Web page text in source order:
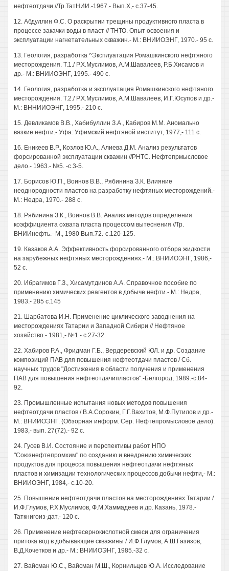
нефтеотдачи //Тр.ТатНИИ.-1967.- Вып.Х,- с.37-45.
12. Абдуллин Ф.С. О раскрытии трещины продуктивного пласта в
процессе закачки воды в пласт // ТНТО. Опыт освоения и
эксплуатации нагнетательных скважин.- М.: ВНИИОЭНГ, 1970.- 95 с.
13. Геология, разработка ^Эксплуатация Ромашкинского нефтяного
месторождения. Т.1./ Р.Х.Муслимов, А.М.Шавалеев, Р.Б.Хисамов и
др.- М.: ВНИИОЭНГ, 1995.- 490 с.
14. Геология, разработка и эксплуатация Ромашкинского нефтяного
месторождения. Т.2./ Р.Х.Муслимов, А.М.Шавалеев, И.Г.Юсупов и др.-
М.: ВННИИОЭНГ, 1995.- 210 с.
15. Девликамов В.В., Хабибуллин З.А., Кабиров М.М. Аномально
вязкие нефти.- Уфа: Уфимский нефтяной институт, 1977,- 111 с.
16. Еникеев В.Р., Козлов Ю.А., Алиева Д.М. Анализ результатов
форсированной эксплуатации скважин //РНТС. Нефтепрмысловое
дело.- 1963.- №5. -с.3-5.
17. Борисов Ю.П., Воинов В.В., Рябинина З.К. Влияние
неоднородности пластов на разработку нефтяных месторождений.-
М.: Недра, 1970.- 288 с.
18. Рябинина З.К., Воинов В.В. Анализ методов определения
коэффициента охвата пласта процессом вытеснения //Тр.
ВНИИнефть.- М., 1980 Вып.72.-с.120-125.
19. Казаков A.A. Эффективность форсированного отбора жидкости
на зарубежных нефтяных месторождениях.- М.: ВНИИОЭНГ, 1986,-
52 с.
20. Ибрагимов Г.З., Хисамутдинов A.A. Справочное пособие по
применению химических реагентов в добыче нефти.- М.: Недра,
1983.- 285 с.145
21. Шарбатова И.Н. Применение циклического заводнения на
месторождениях Татарии и Западной Сибири // Нефтяное
хозяйство.- 1981,- №1.- с.27-32.
22. Хабиров P.A., Фридман Г.Б., Вердеревский ЮЛ. и др. Создание
композиций ПАВ для повышения нефтеотдачи пластов / Сб.
научных трудов "Достижения в области получения и применения
ПАВ для повышения нефтеотдачипластов".-Белгород, 1989.-с.84-
92.
23. Промышленные испытания новых методов повышения
нефтеотдачи пластов / В.А.Сорокин, Г.Г.Вахитов, М.Ф.Путилов и др.-
М.: ВНИИОЭНГ. (Обзорная информ. Сер. Нефтепромысловое дело).
1983,- вып. 27(72).- 92 с.
24. Гусев В.И. Состояние и перспективы работ НПО
"Союзнефтепромхим" по созданию и внедрению химических
продуктов для процесса повышения нефтеотдачи нефтяных
пластов и химизации технологических процессов добычи нефти,- М.:
ВНИИОЭНГ, 1984,- с.10-20.
25. Повышение нефтеотдачи пластов на месторождениях Татарии /
И.Ф.Глумов, Р.Х.Муслимов, Ф.М.Хаммадеев и др. Казань, 1978.-
Таткнигоиз-дат,- 120 с.
26. Применение нефтесернокислотной смеси для ограничения
притока вод в добывающие скважины / И.Ф.Глумов, А.Ш.Газизов,
В.Д.Кочетков и др.- М.: ВНИИОЭНГ, 1985.-32 с.
27. Вайсман Ю.С., Вайсман М.Ш., Корнильцев Ю.А. Исследование